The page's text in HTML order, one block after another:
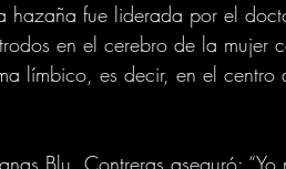
hazaña fue liderada por el
en el cerebro de la mujer
límbico, es decir, en el centro